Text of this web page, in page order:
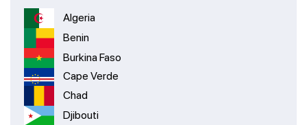
Algeria
Benin
Burkina Faso
Cape Verde
Chad
Djibouti